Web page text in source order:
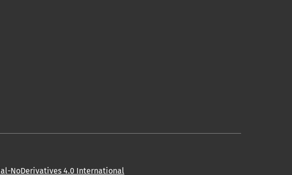
NoDerivatives 4.0 International